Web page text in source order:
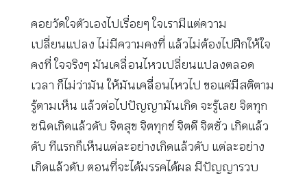
คอยวัดใจตัวเองไปเรื่อยๆ ใจเรามีแต่ความ
เปลี่ยนแปลง ไม่มีความคงที่ แล้วไม่ต้องไปฝึกให้ใจ
คงที่ ใจจริงๆ มันเคลื่อนไหวเปลี่ยนแปลงตลอด
เวลา ก็ไม่ว่ามัน ให้มันเคลื่อนไหวไป ขอแค่มีสติตาม
รู้ตามเห็น แล้วต่อไปปัญญามันเกิด จะรู้เลย จิตทุก
ชนิดเกิดแล้วดับ จิตสุข จิตทุกข์ จิตดี จิตชั่ว เกิดแล้ว
ดับ ทีแรกก็เห็นแต่ละอย่างเกิดแล้วดับ แต่ละอย่าง
เกิดแล้วดับ ตอนที่จะได้มรรคได้ผล มีปัญญารวบ